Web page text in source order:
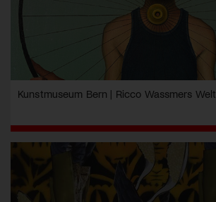
Kunstmuseum Bern | Ricco Wassmers Welt